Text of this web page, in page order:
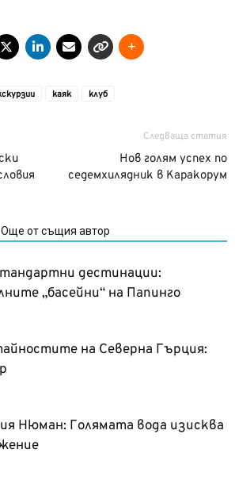
каяк клуб
Следваща статия
Нов голям успех по
седемхилядник в Каракорум
Още от същия автор
дестинации:
„басейни“ на Папинго
на Северна Гърция:
Нюман: Голямата вода изисква